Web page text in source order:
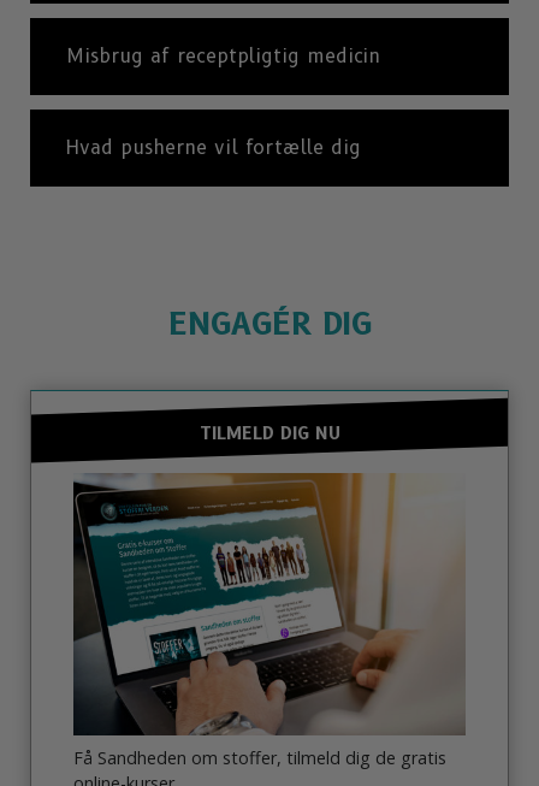
Misbrug af receptpligtig medicin
Hvad pusherne vil fortælle dig
ENGAGÉR DIG
TILMELD DIG NU
Få Sandheden om stoffer, tilmeld dig de gratis